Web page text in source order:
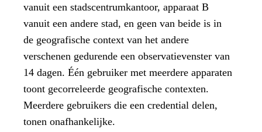
vanuit een stadscentrumkantoor, apparaat B
vanuit een andere stad, en geen van beide is in
de geografische context van het andere
verschenen gedurende een observatievenster van
14 dagen. Één gebruiker met meerdere apparaten
toont gecorreleerde geografische contexten.
Meerdere gebruikers die een credential delen,
tonen onafhankelijke.